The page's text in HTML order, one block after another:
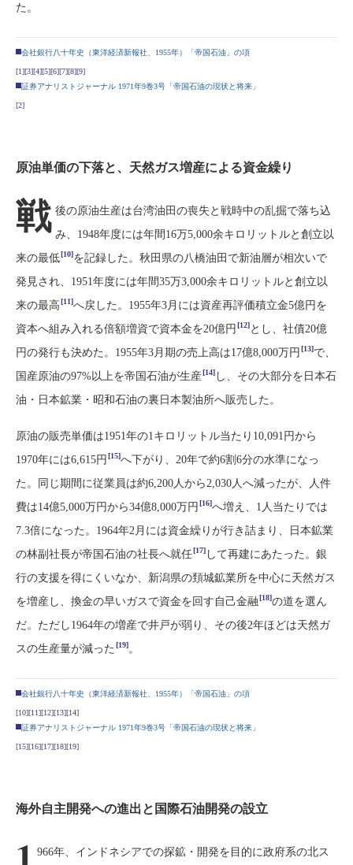
た。
会社銀行八十年史（東洋経済新報社、1955年）「帝国石油」の項
[1][3][4][5][6][7][8][9]
証券アナリストジャーナル 1971年9巻3号「帝国石油の現状と将来」
[2]
原油単価の下落と、天然ガス増産による資金繰り
戦 後の原油生産は台湾油田の喪失と戦時中の乱掘で落ち込
み、1948年度には年間16万5,000余キロリットルと創立以
来の最低[10]を記録した。秋田県の八橋油田で新油層が相次いで
発見され、1951年度には年間35万3,000余キロリットルと創立以
来の最高[11]へ戻した。1955年3月には資産再評価積立金5億円を
資本へ組み入れる倍額増資で資本金を20億円 [12]とし、社債20億
円の発行も決めた。1955年3月期の売上高は17億8,000万円 [13]で、
国産原油の97%以上を帝国石油が生産[14] し、その大部分を日本石
油・日本鉱業・昭和石油の裏日本製油所へ販売した。
原油の販売単価は1951年の1キロリットル当たり10,091円から
1970年には6,615円 [15]へ下がり、20年で約6割6分の水準になっ
た。同じ期間に従業員は約6,200人から2,030人へ減ったが、人件
費は14億5,000万円から34億8,000万円 [16]へ増え、1人当たりでは
7.3倍になった。1964年2月には資金繰りが行き詰まり、日本鉱業
の林副社長が帝国石油の社長へ就任[17] して再建にあたった。銀
行の支援を得にくいなか、新潟県の頚城鉱業所を中心に天然ガス
を増産し、換金の早いガスで資金を回す自己金融[18]の道を選ん
だ。ただし1964年の増産で井戸が弱り、その後2年ほどは天然ガ
スの生産量が減った [19]。
会社銀行八十年史（東洋経済新報社、1955年）「帝国石油」の項
[10][11][12][13][14]
証券アナリストジャーナル 1971年9巻3号「帝国石油の現状と将来」
[15][16][17][18][19]
海外自主開発への進出と国際石油開発の設立
966年、インドネシアでの探鉱・開発を目的に政府系の北ス